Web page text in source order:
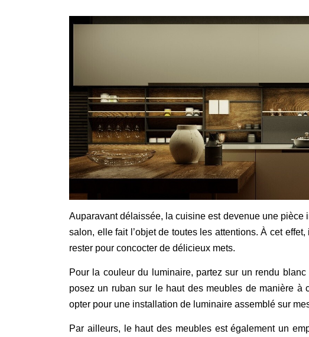
Auparavant délaissée, la cuisine est devenue une pièce
salon, elle fait l’objet de toutes les attentions. À cet
rester pour concocter de délicieux mets.
Pour la couleur du luminaire, partez sur un rendu
posez un ruban sur le haut des meubles de manière
opter pour une installation de luminaire assemblé sur
Par ailleurs, le haut des meubles est également un